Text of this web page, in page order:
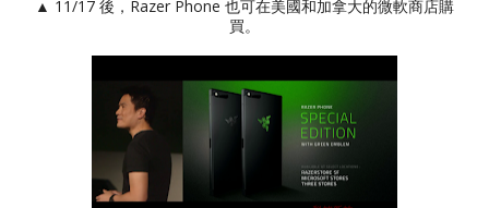
▲ 11/17 後，Razer Phone 也可在美國和加拿大的微軟商店購
買。